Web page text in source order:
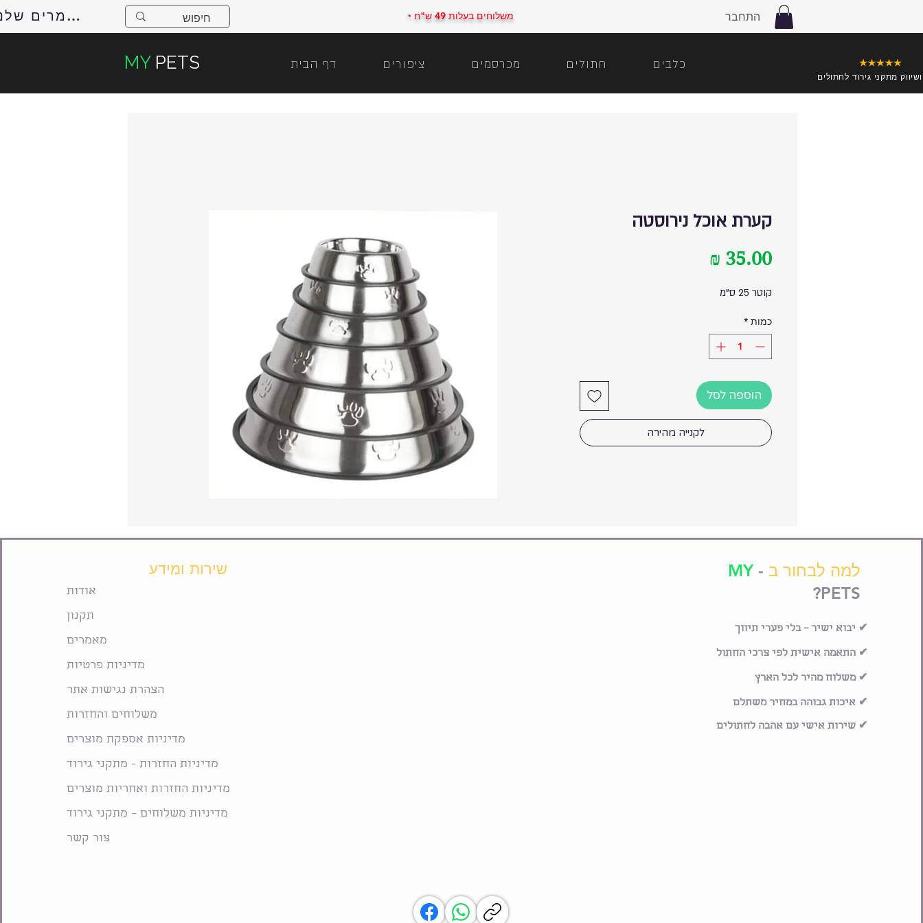
התחבר * משלוחים בעלות 49 ש"ח למאמרים שלנו
MYPETS דף הבית ציפורים מכרסמים חתולים כלבים
מתקני גירוד לחתולים
קערת אוכל נירוסטה
‏35.00 ‏₪
קוטר 25 ס"מ
כמות *
הוספה לסל
לקנייה מהירה
שירות ומידע
אודות
תקנון
מאמרים
מדיניות פרטיות
הצהרת נגישות אתר
משלוחים והחזרות
מדיניות אספקת מוצרים
מדיניות החזרות - מתקני גירוד
מדיניות החזרות ואחריות מוצרים
מדיניות משלוחים – מתקני גירוד
צור קשר
למה לבחור ב -
MY
PETS?
✔ יבוא ישיר – בלי פערי תיווך
✔ התאמה אישית לפי צרכי החתול
✔ משלוח מהיר לכל הארץ
✔ איכות גבוהה במחיר משתלם
✔ שירות אישי עם אהבה לחתולים